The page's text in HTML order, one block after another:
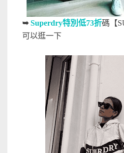
➥Superdry特別低73折碼【
可以逛一下